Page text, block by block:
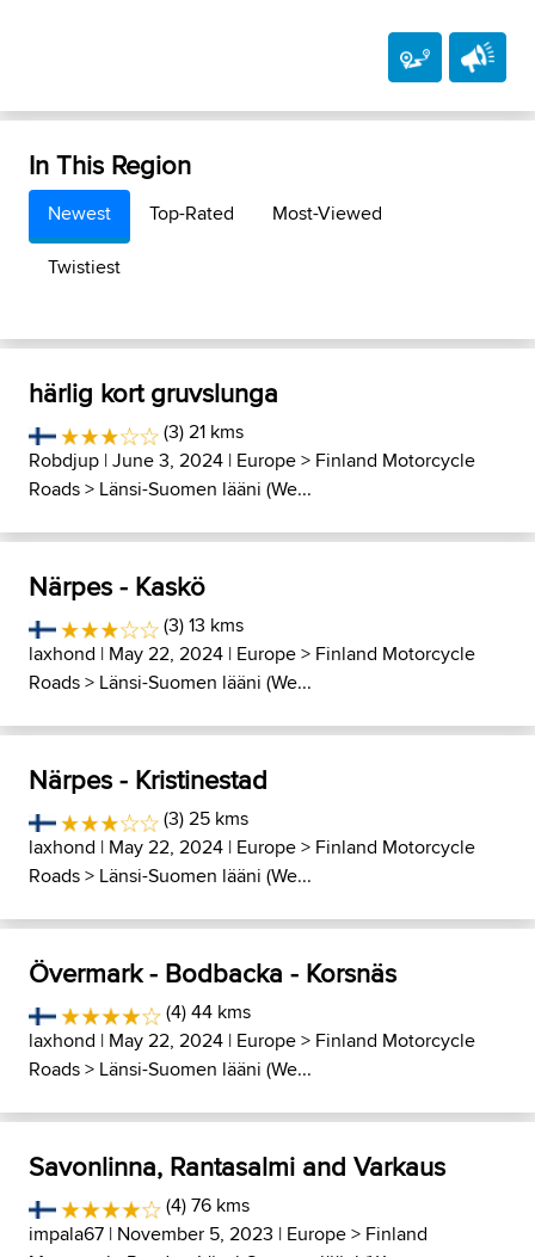
In This Region
Newest Top-Rated
Most-Viewed
Twistiest
härlig kort gruvslunga
(3) 21 kms
Robdjup | June 3, 2024 | Europe> Finland Motorcycle
Roads> Länsi-Suomen lääni (We...
Närpes - Kaskö
(3) 13 kms
laxhond | May 22, 2024 | Europe> Finland Motorcycle
Roads> Länsi-Suomen lääni (We...
Närpes - Kristinestad
(3) 25 kms
laxhond | May 22, 2024 | Europe> Finland Motorcycle
Roads> Länsi-Suomen lääni (We...
Övermark - Bodbacka - Korsnäs
(4) 44 kms
laxhond | May 22, 2024 | Europe> Finland Motorcycle
Roads> Länsi-Suomen lääni (We...
Savonlinna, Rantasalmi and Varkaus
(4) 76 kms
impala67 | November 5, 2023 | Europe> Finland